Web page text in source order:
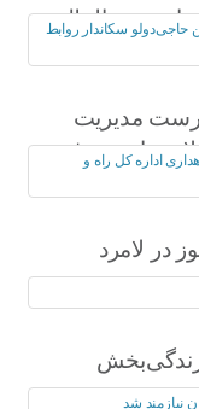
بین‌الملل
مدیریت
معرفی
زندگی‌بخش